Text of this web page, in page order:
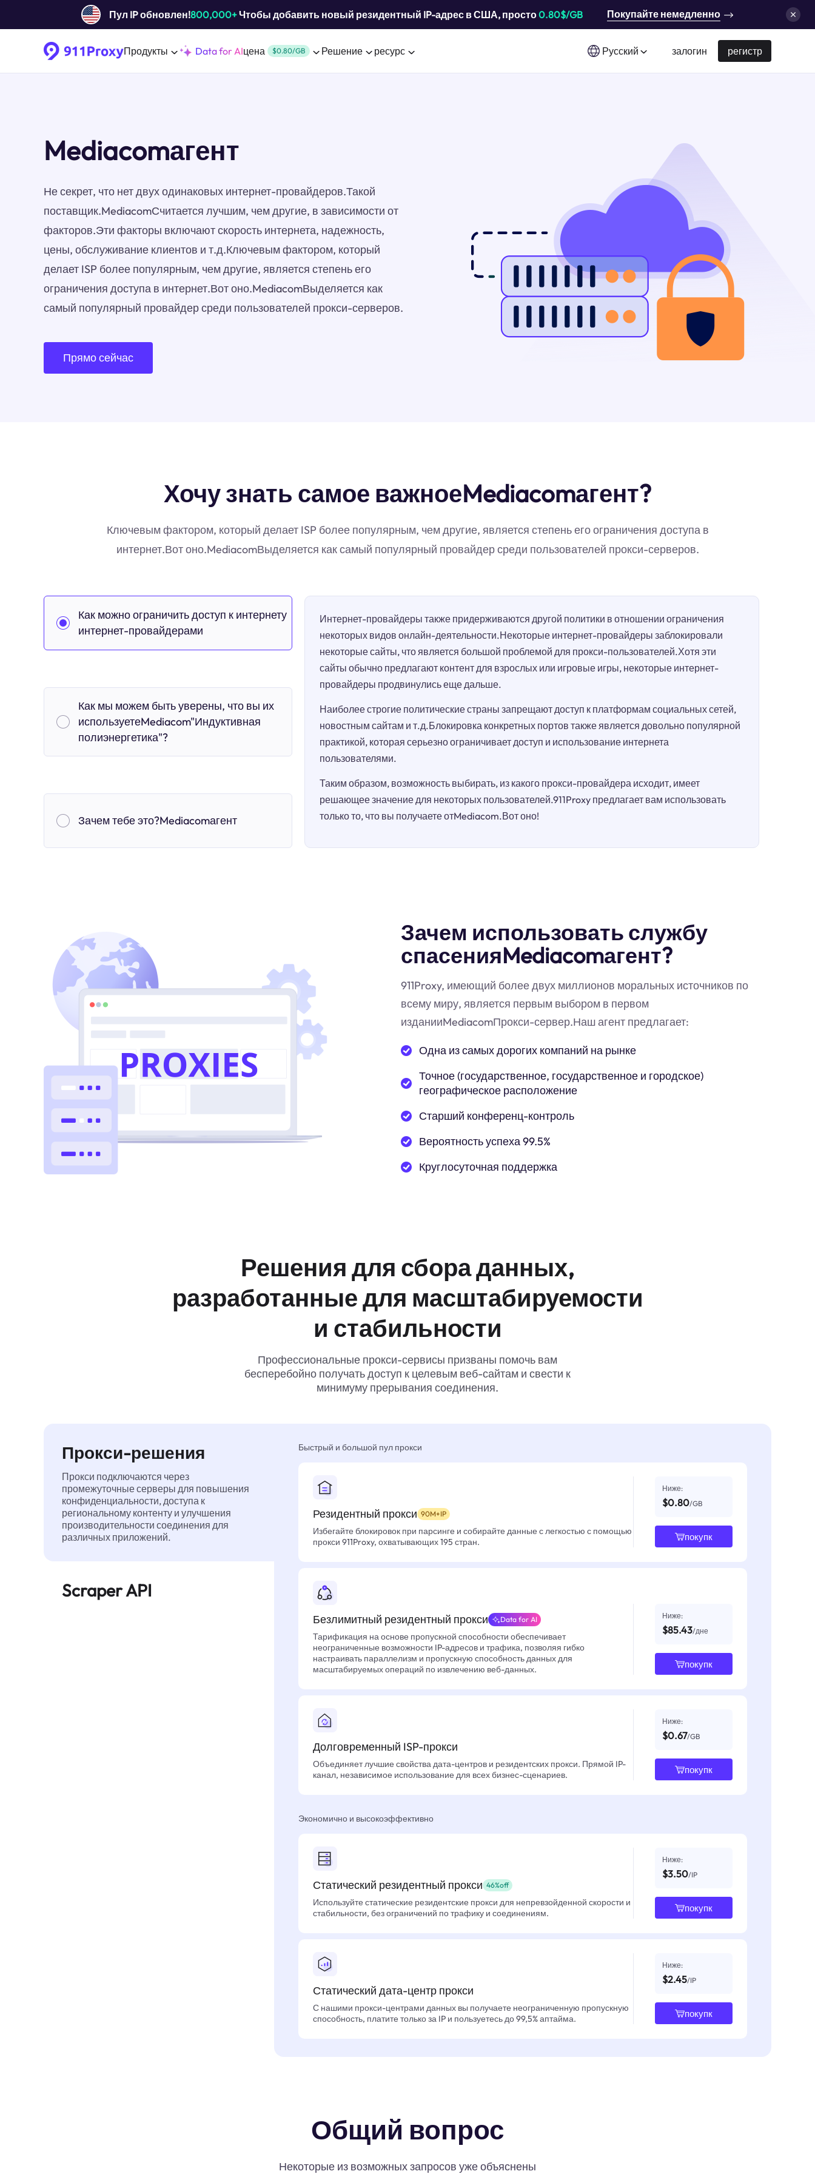
Пул IP обновлен!800,000+Чтобы добавить новый резидентный IP-адрес в США, просто0.80$/GB Покупайте немедленно
Продукты Data for AIцена $0.80/GB Решение ресурс Русский залогин регистр
Mediacomагент
Не секрет, что нет двух одинаковых интернет-провайдеров.Такой
поставщик.MediacomСчитается лучшим, чем другие, в зависимости от
факторов.Эти факторы включают скорость интернета, надежность,
цены, обслуживание клиентов и т.д.Ключевым фактором, который
делает ISP более популярным, чем другие, является степень его
ограничения доступа в интернет.Вот оно.MediacomВыделяется как
самый популярный провайдер среди пользователей прокси-серверов.
Прямо сейчас
Хочу знать самое важноеMediacomагент?
Ключевым фактором, который делает ISP более популярным, чем другие, является степень его ограничения доступа в
интернет.Вот оно.MediacomВыделяется как самый популярный провайдер среди пользователей прокси-серверов.
Как можно ограничить доступ к интернету
интернет-провайдерами
Как мы можем быть уверены, что вы их
используетеMediacom"Индуктивная
полиэнергетика"?
Зачем тебе это?Mediacomагент
Интернет-провайдеры также придерживаются другой политики в отношении ограничения
некоторых видов онлайн-деятельности.Некоторые интернет-провайдеры заблокировали
некоторые сайты, что является большой проблемой для прокси-пользователей.Хотя эти
сайты обычно предлагают контент для взрослых или игровые игры, некоторые интернет-
провайдеры продвинулись еще дальше.
Наиболее строгие политические страны запрещают доступ к платформам социальных сетей,
новостным сайтам и т.д.Блокировка конкретных портов также является довольно популярной
практикой, которая серьезно ограничивает доступ и использование интернета
пользователями.
Таким образом, возможность выбирать, из какого прокси-провайдера исходит, имеет
решающее значение для некоторых пользователей.911Proxy предлагает вам использовать
только то, что вы получаете отMediacom.Вот оно!
Зачем использовать службу
спасенияMediacomагент?
911Proxy, имеющий более двух миллионов моральных источников по
всему миру, является первым выбором в первом
изданииMediacomПрокси-сервер.Наш агент предлагает:
Одна из самых дорогих компаний на рынке
Точное (государственное, государственное и городское)
географическое расположение
Старший конференц-контроль
Вероятность успеха 99.5%
Круглосуточная поддержка
Решения для сбора данных,
разработанные для масштабируемости
и стабильности
Профессиональные прокси-сервисы призваны помочь вам
бесперебойно получать доступ к целевым веб-сайтам и свести к
минимуму прерывания соединения.
Прокси-решения
Прокси подключаются через
промежуточные серверы для повышения
конфиденциальности, доступа к
региональному контенту и улучшения
производительности соединения для
различных приложений.
Scraper API
Быстрый и большой пул прокси
Резидентный прокси 90M+IP
Избегайте блокировок при парсинге и собирайте данные с легкостью с помощью
прокси 911Proxy, охватывающих 195 стран.
Ниже:
$0.80/GB
покупк
Безлимитный резидентный прокси Data for AI
Тарификация на основе пропускной способности обеспечивает
неограниченные возможности IP-адресов и трафика, позволяя гибко
настраивать параллелизм и пропускную способность данных для
масштабируемых операций по извлечению веб-данных.
Ниже:
$85.43/дне
покупк
Долговременный ISP-прокси
Объединяет лучшие свойства дата-центров и резидентских прокси. Прямой IP-
канал, независимое использование для всех бизнес-сценариев.
Ниже:
$0.67/GB
покупк
Экономично и высокоэффективно
Статический резидентный прокси 46%off
Используйте статические резидентские прокси для непревзойденной скорости и
стабильности, без ограничений по трафику и соединениям.
Ниже:
$3.50/IP
покупк
Статический дата-центр прокси
С нашими прокси-центрами данных вы получаете неограниченную пропускную
способность, платите только за IP и пользуетесь до 99,5% аптайма.
Ниже:
$2.45/IP
покупк
Общий вопрос
Некоторые из возможных запросов уже объяснены